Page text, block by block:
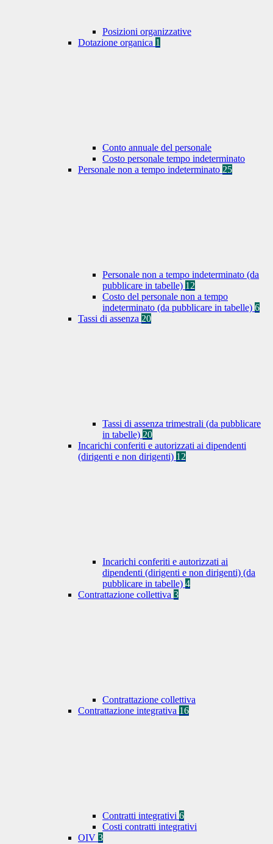
Posizioni organizzative
Dotazione organica 1
Conto annuale del personale
Costo personale tempo indeterminato
Personale non a tempo indeterminato 25
Personale non a tempo indeterminato (da
pubblicare in tabelle) 12
Costo del personale non a tempo
indeterminato (da pubblicare in tabelle) 6
Tassi di assenza 20
Tassi di assenza trimestrali (da pubblicare
in tabelle) 20
Incarichi conferiti e autorizzati ai dipendenti
(dirigenti e non dirigenti) 12
Incarichi conferiti e autorizzati ai
dipendenti (dirigenti e non dirigenti) (da
pubblicare in tabelle) 4
Contrattazione collettiva 3
Contrattazione collettiva
Contrattazione integrativa 16
Contratti integrativi 6
Costi contratti integrativi
OIV 3